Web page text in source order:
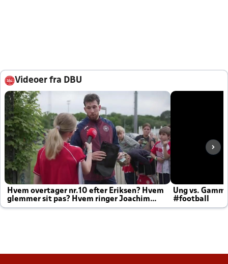
Videoer fra DBU
Hvem overtager nr.10 efter Eriksen? Hvem
glemmer sit pas? Hvem ringer Joachim
altid til efter kampe?
Ung vs.
#football